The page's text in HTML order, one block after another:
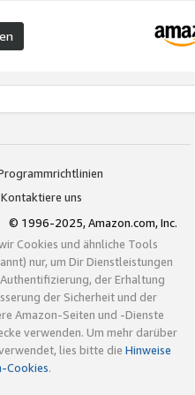
Kontaktiere uns
© 1996-2025, Amazon.com, Inc.
Cookies und ähnliche Tools
nur, um Dir Dienstleistungen
der Erhaltung
der Sicherheit und der
Amazon-Seiten und -Dienste
verwenden. Um mehr darüber
lies bitte die Hinweise
Cookies.